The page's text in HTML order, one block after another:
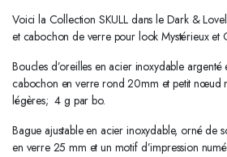
Voici la Collection SKULL dans le Dark &
et cabochon de verre pour look Mystérieux et
Boucles d’oreilles en acier inoxydable
cabochon en verre rond 20mm et petit nœud
légères; 4 g par bo.
Bague ajustable en acier inoxydable, orné de
en verre 25 mm et un motif d’impression